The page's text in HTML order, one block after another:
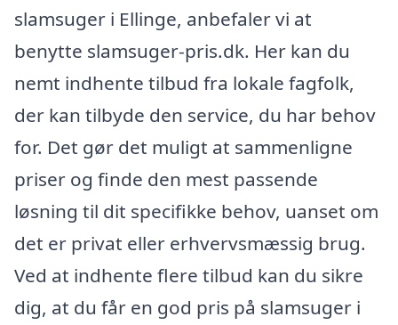
slamsuger i Ellinge, anbefaler vi at
benytte slamsuger-pris.dk. Her kan du
nemt indhente tilbud fra lokale fagfolk,
der kan tilbyde den service, du har behov
for. Det gør det muligt at sammenligne
priser og finde den mest passende
løsning til dit specifikke behov, uanset om
det er privat eller erhvervsmæssig brug.
Ved at indhente flere tilbud kan du sikre
dig, at du får en god pris på slamsuger i